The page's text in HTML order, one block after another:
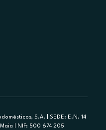
S.A. | SEDE: E.N. 14
| NIF: 500 674 205